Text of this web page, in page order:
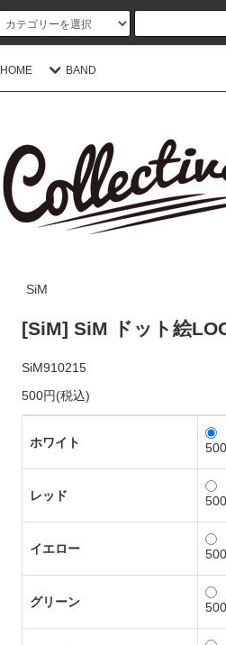
HOME BAND
SiM
[SiM] SiM ドット絵
SiM910215
500円(税込)
ホワイト
レッド
イエロー
グリーン